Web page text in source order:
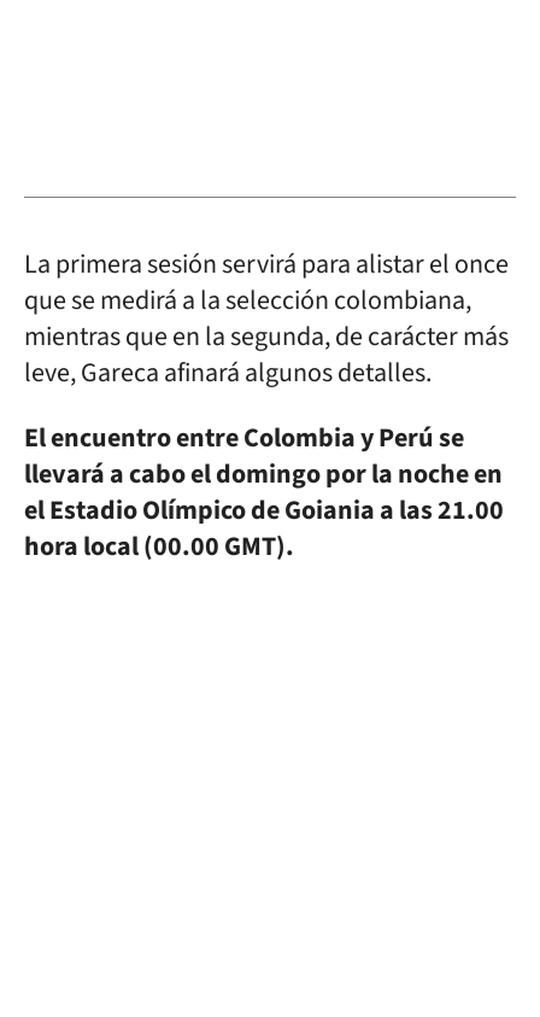
La primera sesión servirá para alistar el once
que se medirá a la selección colombiana,
mientras que en la segunda, de carácter más
leve, Gareca afinará algunos detalles.
El encuentro entre Colombia y Perú se
llevará a cabo el domingo por la noche en
el Estadio Olímpico de Goiania a las 21.00
hora local (00.00 GMT).